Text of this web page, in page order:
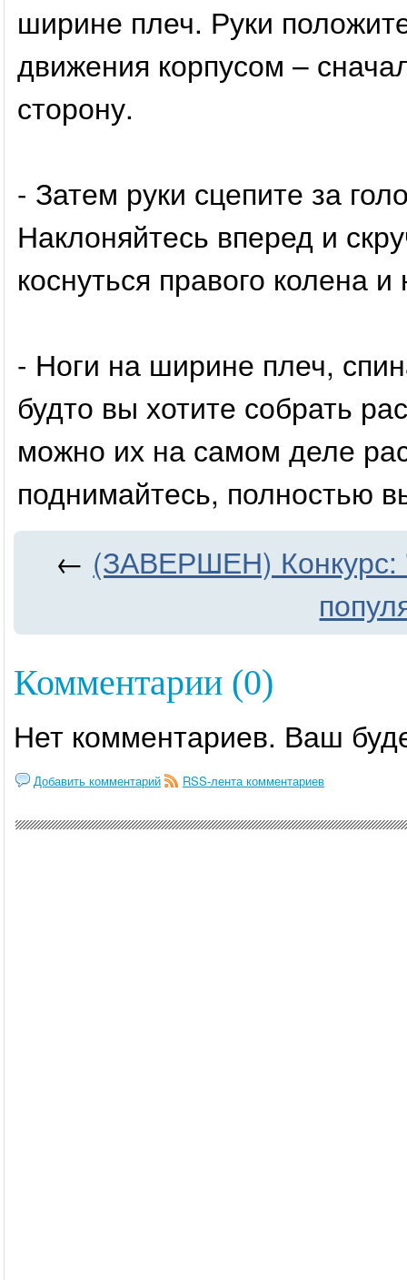
ширине плеч. Руки
движения корпусом –
сторону.
- Затем руки сцепите за
Наклоняйтесь вперед и
коснуться правого колена
- Ноги на ширине плеч,
будто вы хотите собрать
можно их на самом деле
поднимайтесь, полностью
← (ЗАВЕРШЕН) Конкурс:
Комментарии (0)
Нет комментариев. Ваш
Добавить комментарий RSS-лента комментариев